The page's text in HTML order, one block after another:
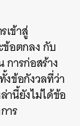
เข้าสู่
อตกลง กับ
การก่อสร้าง
งข้อกังวลที่ว่า
านี้ยังไม่ได้ข้อ
าร